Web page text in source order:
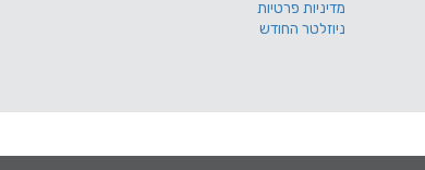
מדיניות פרטיות
ניוזלטר החודש